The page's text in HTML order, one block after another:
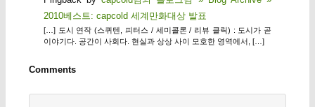
2010베스트: capcold 세계만화대상 발표
[…] 도시 연작 (스퀴텐, 피터스 / 세미콜론 / 리뷰 클릭) : 도시가 곧
이야기다. 공간이 사회다. 현실과 상상 사이 모호한 영역에서, […]
Comments